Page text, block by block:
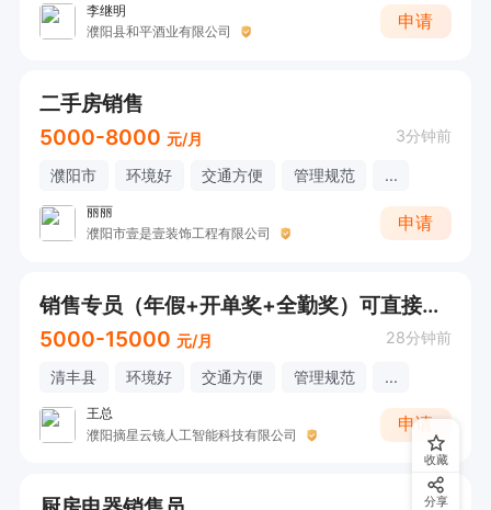
李继明
濮阳县和平酒业有限公司
申请
二手房销售
5000-8000 元/月 3分钟前
濮阳市 环境好 交通方便 管理规范 ...
丽丽
濮阳市壹是壹装饰工程有限公司
申请
销售专员（年假+开单奖+全勤奖）可直接打电话
5000-15000 元/月 28分钟前
清丰县 环境好 交通方便 管理规范 ...
王总
濮阳摘星云镜人工智能科技有限公司
申请
收藏
分享